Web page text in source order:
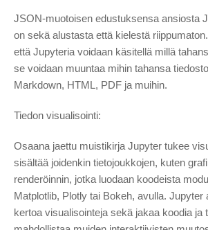
JSON-muotoisen edustuksensa ansiosta
on sekä alustasta että kielestä
että Jupyteria voidaan käsitellä millä
se voidaan muuntaa mihin tahansa
Markdown, HTML, PDF ja muihin.
Tiedon visualisointi:
Osaana jaettu muistikirja Jupyter tukee
sisältää joidenkin tietojoukkojen, kuten
renderöinnin, jotka luodaan koodeista
Matplotlib, Plotly tai Bokeh, avulla. Jupyter
kertoa visualisointeja sekä jakaa koodia ja